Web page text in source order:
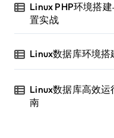
Linux PHP环境搭
置实战
Linux数据库环境搭
Linux数据库高效
南